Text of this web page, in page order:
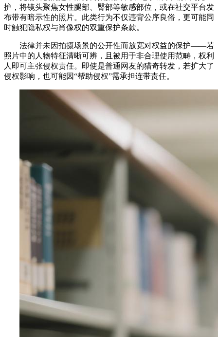
护，将镜头聚焦女性腿部、臀部等敏感部位，或在社交平台发
布带有暗示性的照片。此类行为不仅违背公序良俗，更可能同
时触犯隐私权与肖像权的双重保护条款。
法律并未因拍摄场景的公开性而放宽对权益的保护——若
照片中的人物特征清晰可辨，且被用于非合理使用范畴，权利
人即可主张侵权责任。即使是普通网友的猎奇转发，若扩大了
侵权影响，也可能因“帮助侵权”需承担连带责任。